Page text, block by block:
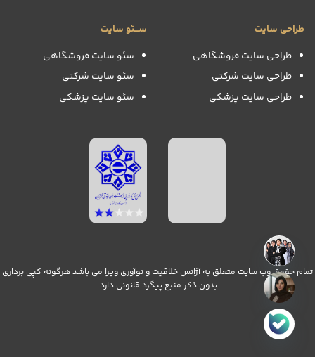
طراحی سایت
طراحی سایت فروشگاهی
طراحی سایت شرکتی
طراحی سایت پزشکی
ســـئو سایت
سئو سایت فروشگاهی
سئو سایت شرکتی
سئو سایت پزشکی
تمام حقوق وب سایت متعلق به آژانس خلاقیت و نوآوری ویرا می باشد هرگونه کپی برداری
بدون ذکر منبع پیگرد قانونی دارد.